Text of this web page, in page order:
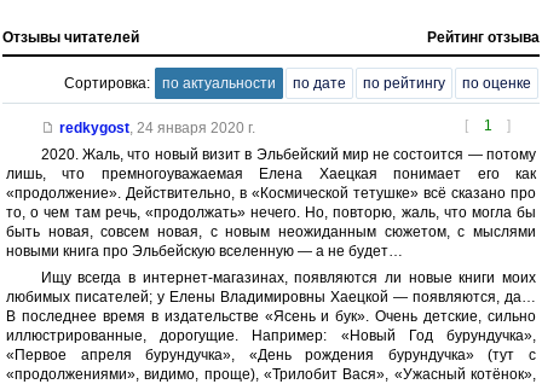
Отзывы читателей Рейтинг отзыва
Сортировка: по актуальности по дате по рейтингу по оценке
[ 1 ]
redkygost, 24 января 2020 г.
2020. Жаль, что новый визит в Эльбейский мир не состоится — потому
лишь, что премногоуважаемая Елена Хаецкая понимает его как
«продолжение». Действительно, в «Космической тетушке» всё сказано про
то, о чем там речь, «продолжать» нечего. Но, повторю, жаль, что могла бы
быть новая, совсем новая, с новым неожиданным сюжетом, с мыслями
новыми книга про Эльбейскую вселенную — а не будет…
Ищу всегда в интернет-магазинах, появляются ли новые книги моих
любимых писателей; у Елены Владимировны Хаецкой — появляются, да…
В последнее время в издательстве «Ясень и бук». Очень детские, сильно
иллюстрированные, дорогущие. Например: «Новый Год бурундучка»,
«Первое апреля бурундучка», «День рождения бурундучка» (тут с
«продолжениями», видимо, проще), «Трилобит Вася», «Ужасный котёнок»,